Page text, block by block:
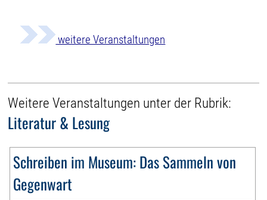
weitere Veranstaltungen
Weitere Veranstaltungen unter der Rubrik:
Literatur & Lesung
Schreiben im Museum: Das Sammeln von
Gegenwart